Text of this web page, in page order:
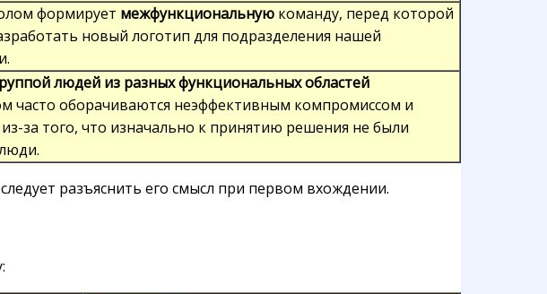
формирует межфункциональную команду, перед которой
новый логотип для подразделения нашей
людей из разных функциональных областей
часто оборачиваются неэффективным компромиссом и
за того, что изначально к принятию решения не были
разъяснить его смысл при первом вхождении.